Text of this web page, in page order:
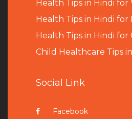
Health Tips in Hindi for
Health Tips in Hindi for
Health Tips in Hindi for
Child Healthcare Tips
Social Link
Facebook